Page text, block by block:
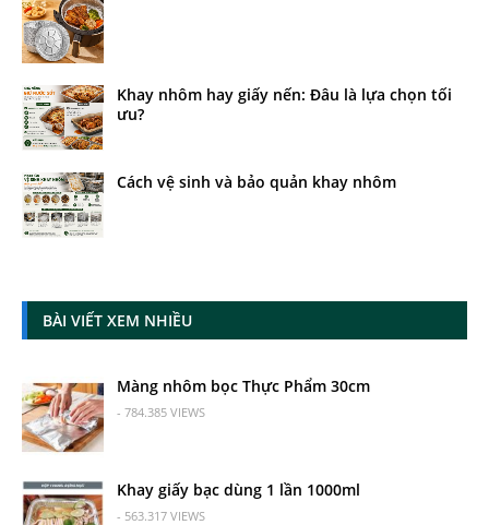
Khay nhôm hay giấy nến: Đâu là lựa chọn tối
ưu?
Cách vệ sinh và bảo quản khay nhôm
BÀI VIẾT XEM NHIỀU
Màng nhôm bọc Thực Phẩm 30cm
- 784.385 VIEWS
Khay giấy bạc dùng 1 lần 1000ml
- 563.317 VIEWS